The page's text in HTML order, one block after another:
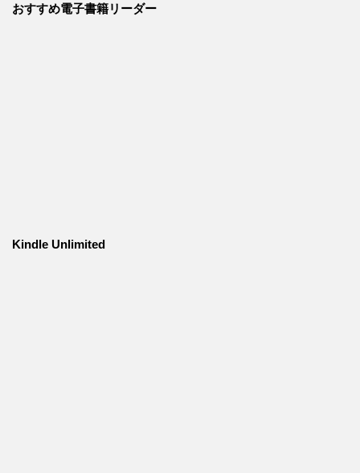
おすすめ電子書籍リーダー
Kindle Unlimited